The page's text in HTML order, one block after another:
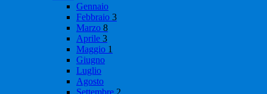
Gennaio
Febbraio 3
Marzo 8
Aprile 3
Maggio 1
Giugno
Luglio
Agosto